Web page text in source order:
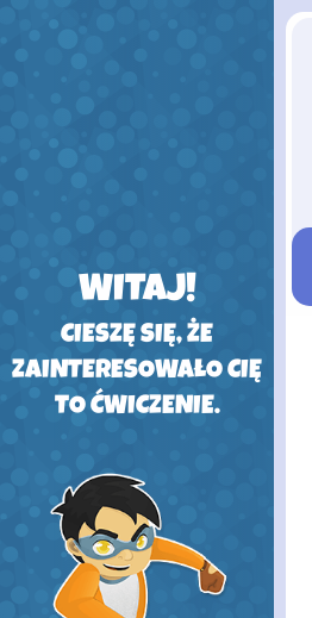
WITAJ!
CIESZĘ SIĘ, ŻE
ZAINTERESOWAŁO CIĘ
TO ĆWICZENIE.